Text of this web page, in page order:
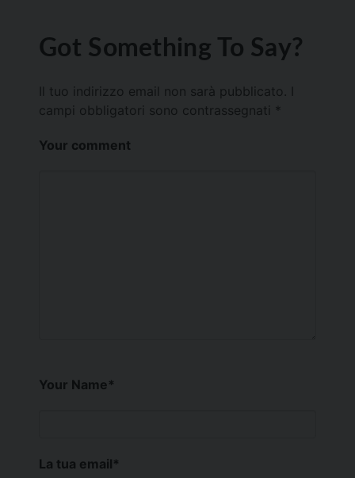
Got Something To Say?
Il tuo indirizzo email non sarà pubblicato.
campi obbligatori sono contrassegnati *
Your comment
Your Name*
La tua email*